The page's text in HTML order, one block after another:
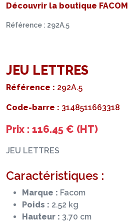
Découvrir la boutique FACOM
Référence : 292A.5
JEU LETTRES
Référence : 292A.5
Code-barre : 3148511663318
Prix : 116.45 € (HT)
JEU LETTRES
Caractéristiques :
Marque : Facom
Poids : 2.52 kg
Hauteur : 3.70 cm